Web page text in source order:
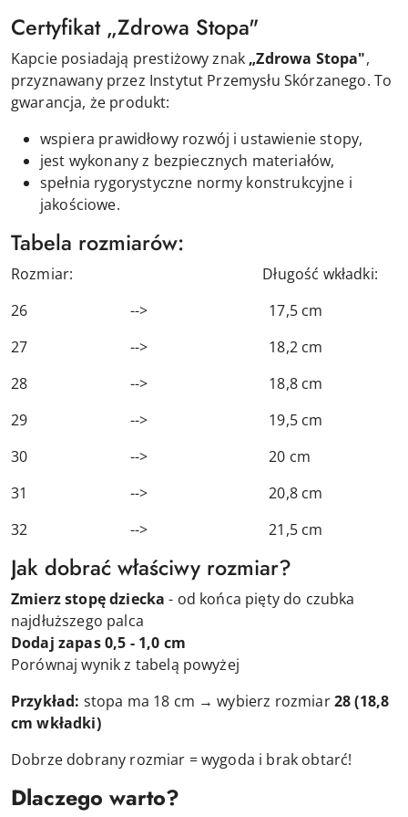
Certyfikat „Zdrowa Stopa"
Kapcie posiadają prestiżowy znak „Zdrowa Stopa",
przyznawany przez Instytut Przemysłu Skórzanego. To
gwarancja, że produkt:
wspiera prawidłowy rozwój i ustawienie stopy,
jest wykonany z bezpiecznych materiałów,
spełnia rygorystyczne normy konstrukcyjne i
jakościowe.
Tabela rozmiarów:
Rozmiar: Długość wkładki:
26 --> 17,5 cm
27 --> 18,2 cm
28 --> 18,8 cm
29 --> 19,5 cm
30 --> 20 cm
31 --> 20,8 cm
32 --> 21,5 cm
Jak dobrać właściwy rozmiar?
Zmierz stopę dziecka - od końca pięty do czubka
najdłuższego palca
Dodaj zapas 0,5 - 1,0 cm
Porównaj wynik z tabelą powyżej
Przykład: stopa ma 18 cm → wybierz rozmiar28 (18,8
cm wkładki)
Dobrze dobrany rozmiar = wygoda i brak obtarć!
Dlaczego warto?